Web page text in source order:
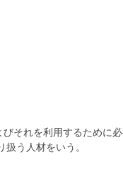
それを利用するために
う人材をいう。